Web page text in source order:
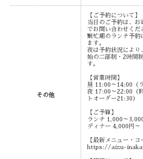
その他
【ご予約について】
当日のご予約は、
でお問い合わせくだ
繁忙期のランチ予約
ます。
夜は予約状況によ
始の二部制・2時間
す。
【営業時間】
昼 11:00～14:00（
夜 17:00～22:00（
トオーダー21:30）
【ご予算】
ランチ 1,000～
ディナー 4,000円～
【最新メニュー・コ
https://aizu-